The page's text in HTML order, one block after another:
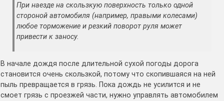
При наезде на скользкую поверхность только одной
стороной автомобиля (например, правыми колесами)
любое торможение и резкий поворот руля может
привести к заносу.
В начале дождя после длительной сухой погоды дорога
становится очень скользкой, потому что скопившаяся на ней
пыль превращается в грязь. Пока дождь не усилится и не
смоет грязь с проезжей части, нужно управлять автомобилем